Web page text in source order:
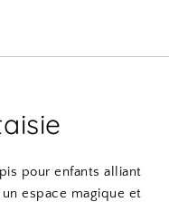
pour enfants alliant
espace magique et